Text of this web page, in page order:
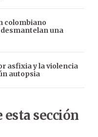
colombiano
una
asfixia y la violencia
autopsia
sección